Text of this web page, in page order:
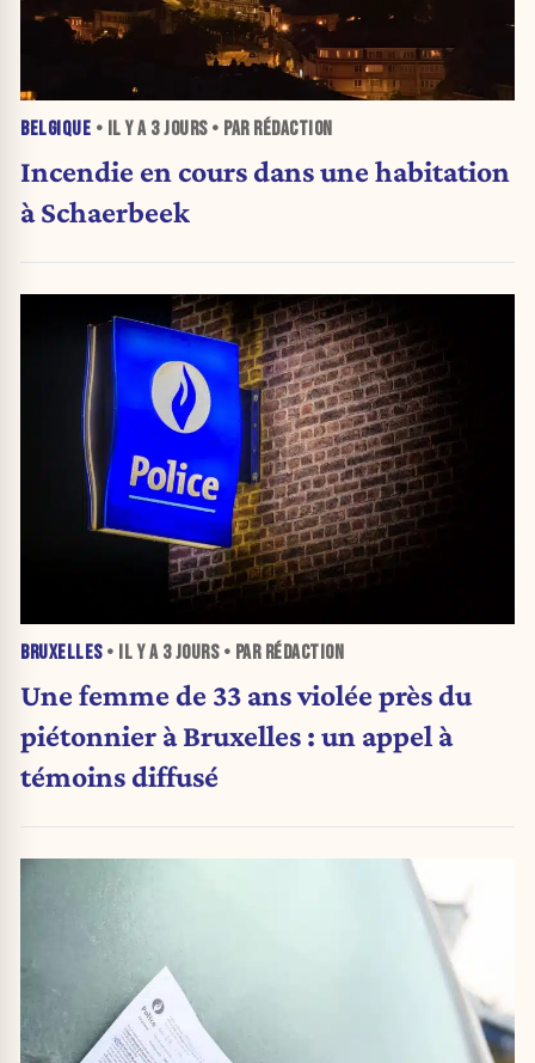
BELGIQUE • IL Y A 3 JOURS• PAR RÉDACTION
Incendie en cours dans une habitation
à Schaerbeek
BRUXELLES• IL Y A 3 JOURS• PAR RÉDACTION
Une femme de 33 ans violée près du
piétonnier à Bruxelles : un appel à
témoins diffusé